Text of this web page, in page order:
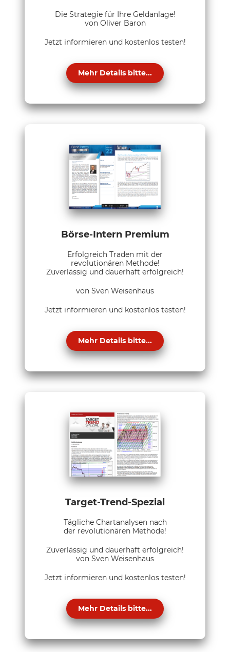
Die Strategie für Ihre Geldanlage!
von Oliver Baron
Jetzt informieren und kostenlos testen!
Mehr Details bitte...
Börse-Intern Premium
Erfolgreich Traden mit der
revolutionären Methode!
Zuverlässig und dauerhaft erfolgreich!
von Sven Weisenhaus
Jetzt informieren und kostenlos testen!
Mehr Details bitte...
Target-Trend-Spezial
Tägliche Chartanalysen nach
der revolutionären Methode!
Zuverlässig und dauerhaft erfolgreich!
von Sven Weisenhaus
Jetzt informieren und kostenlos testen!
Mehr Details bitte...